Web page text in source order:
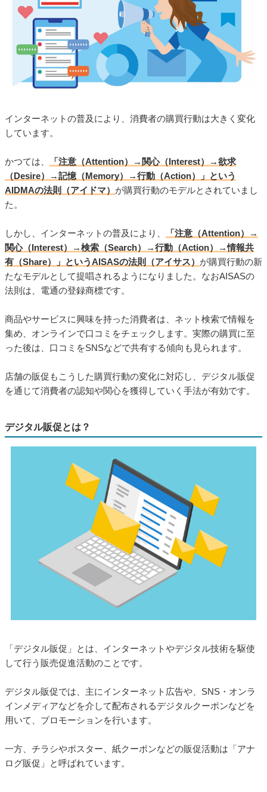
インターネットの普及により、消費者の購買行動は大きく変化
しています。
かつては、
「注意（Attention）→関心（Interest）→欲求
（Desire）→記憶（Memory）→行動（Action）」という
AIDMAの法則（アイドマ） が購買行動のモデルとされていまし
た。
しかし、インターネットの普及により、
「注意（Attention）→
関心（Interest）→検索（Search）→行動（Action）→情報共
有（Share）」というAISASの法則（アイサス） が購買行動の新
たなモデルとして提唱されるようになりました。なおAISASの
法則は、電通の登録商標です。
商品やサービスに興味を持った消費者は、ネット検索で情報を
集め、オンラインで口コミをチェックします。実際の購買に至
った後は、口コミをSNSなどで共有する傾向も見られます。
店舗の販促もこうした購買行動の変化に対応し、デジタル販促
を通じて消費者の認知や関心を獲得していく手法が有効です。
デジタル販促とは？
「デジタル販促」とは、インターネットやデジタル技術を駆使
して行う販売促進活動のことです。
デジタル販促では、主にインターネット広告や、SNS・オンラ
インメディアなどを介して配布されるデジタルクーポンなどを
用いて、プロモーションを行います。
一方、チラシやポスター、紙クーポンなどの販促活動は「アナ
ログ販促」と呼ばれています。